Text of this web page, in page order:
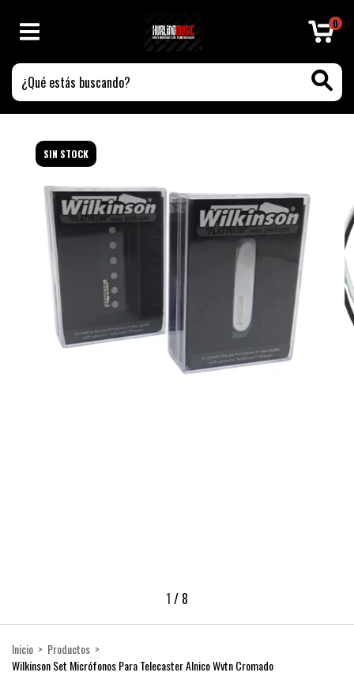
0
SIN STOCK
1 / 8
Inicio > Productos >
Wilkinson Set Micrófonos Para Telecaster Alnico Wvtn Cromado